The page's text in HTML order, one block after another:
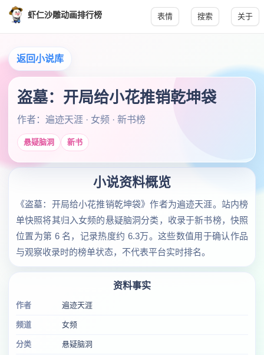
虾仁沙雕动画排行榜 表情 搜索 关于
返回小说库
盗墓：开局给小花推销乾坤袋
作者：遍迹天涯 · 女频 · 新书榜
悬疑脑洞 新书
小说资料概览
《盗墓：开局给小花推销乾坤袋》作者为遍迹天涯。站内榜
单快照将其归入女频的悬疑脑洞分类，收录于新书榜，快照
位置为第 6 名，记录热度约 6.3万。这些数值用于确认作品
与观察收录时的榜单状态，不代表平台实时排名。
资料事实
作者 遍迹天涯
频道 女频
分类 悬疑脑洞